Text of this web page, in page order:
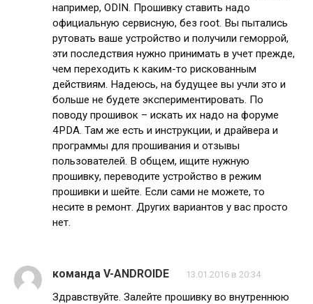
например, ODIN. Прошивку ставить надо
официальную сервисную, без root. Вы пытались
рутовать ваше устройство и получили геморрой,
эти последствия нужно принимать в учет прежде,
чем переходить к каким-то рискованным
действиям. Надеюсь, на будущее вы учли это и
больше не будете экспериментировать. По
поводу прошивок – искать их надо на форуме
4PDA. Там же есть и инструкции, и драйвера и
программы для прошивания и отзывы
пользователей. В общем, ищите нужную
прошивку, переводите устройство в режим
прошивки и шейте. Если сами не можете, то
несите в ремонт. Других вариантов у вас просто
нет.
команда V-ANDROIDE 13.01.2016 в 20:34
Здравствуйте. Залейте прошивку во внутреннюю